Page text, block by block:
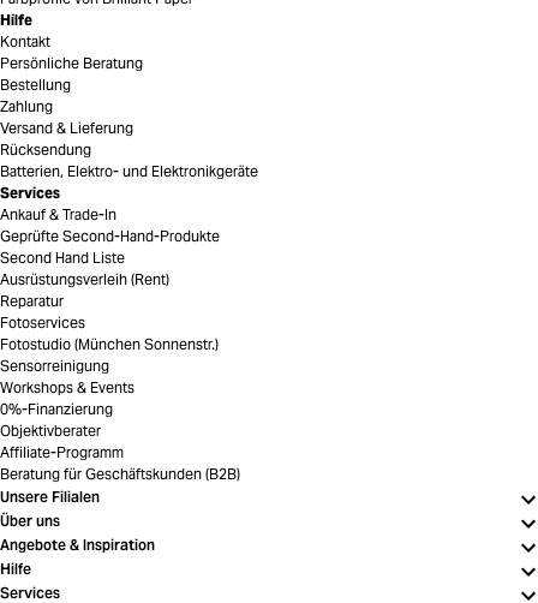
Hilfe
Kontakt
Persönliche Beratung
Bestellung
Zahlung
Versand & Lieferung
Rücksendung
Batterien, Elektro- und Elektronikgeräte
Services
Ankauf & Trade-In
Geprüfte Second-Hand-Produkte
Second Hand Liste
Ausrüstungsverleih (Rent)
Reparatur
Fotoservices
Fotostudio (München Sonnenstr.)
Sensorreinigung
Workshops & Events
0%-Finanzierung
Objektivberater
Affiliate-Programm
Beratung für Geschäftskunden (B2B)
Unsere Filialen
Über uns
Angebote & Inspiration
Hilfe
Services